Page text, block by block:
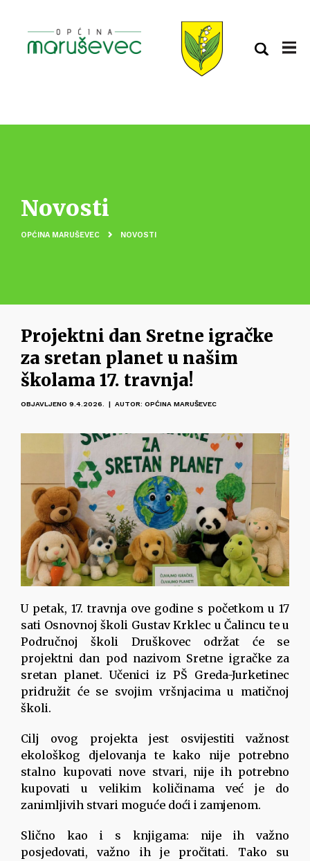
Novosti
OPĆINA MARUŠEVEC NOVOSTI
Projektni dan Sretne igračke
za sretan planet u našim
školama 17. travnja!
OBJAVLJENO 9.4.2026. | AUTOR: OPĆINA MARUŠEVEC
U petak, 17. travnja ove godine s početkom u 17
sati Osnovnoj školi Gustav Krklec u Čalincu te u
Područnoj školi Druškovec održat će se
projektni dan pod nazivom Sretne igračke za
sretan planet. Učenici iz PŠ Greda-Jurketinec
pridružit će se svojim vršnjacima u matičnoj
školi.
Cilj ovog projekta jest osvijestiti važnost
ekološkog djelovanja te kako nije potrebno
stalno kupovati nove stvari, nije ih potrebno
kupovati u velikim količinama već je do
zanimljivih stvari moguće doći i zamjenom.
Slično kao i s knjigama: nije ih važno
posjedovati, važno ih je pročitati. Tako su